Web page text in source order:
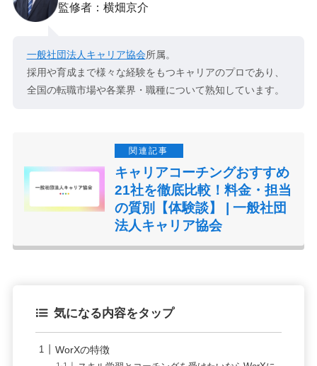
監修者：横畑京介
一般社団法人キャリア協会所属。
採用や育成まで様々な経験をもつキャリアのプロであり、
全国の転職市場や各業界・職種について熟知しています。
キャリアコーチングおすすめ
21社を徹底比較！料金・担当
の質別【体験談】 | 一般社団
法人キャリア協会
気になる内容をタップ
WorXの特徴